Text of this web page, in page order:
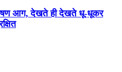
आग, देखते ही देखते धू-धूकर